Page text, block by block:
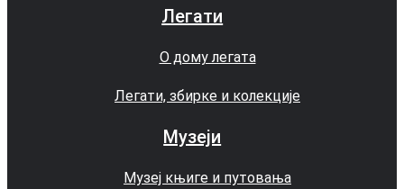
Легати
О дому легата
Легати, збирке и колекције
Музеји
Музеј књиге и путовања